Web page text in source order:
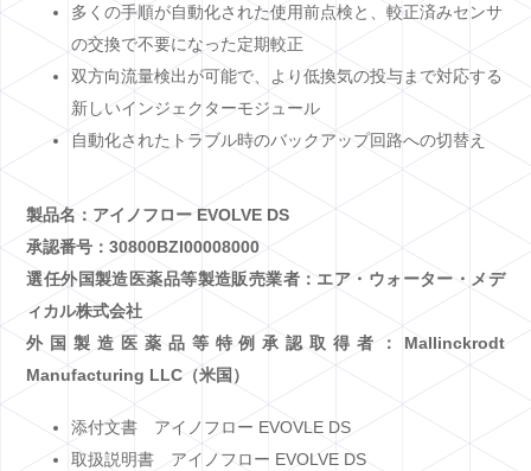
多くの手順が自動化された使用前点検と、較正済みセンサ
の交換で不要になった定期較正
双方向流量検出が可能で、より低換気の投与まで対応する
新しいインジェクターモジュール
自動化されたトラブル時のバックアップ回路への切替え
製品名：アイノフロー EVOLVE DS
承認番号：30800BZI00008000
選任外国製造医薬品等製造販売業者：エア・ウォーター・メデ
ィカル株式会社
外国製造医薬品等特例承認取得者：Mallinckrodt
Manufacturing LLC（米国）
添付文書 アイノフロー EVOVLE DS
取扱説明書 アイノフロー EVOLVE DS